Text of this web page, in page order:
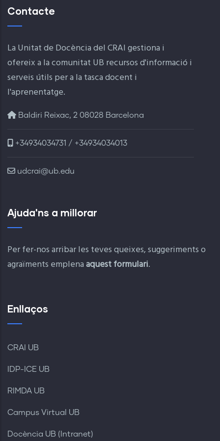
Contacte
La Unitat de Docència del CRAI gestiona i
ofereix a la comunitat UB recursos d'informació i
serveis útils per a la tasca docent i
l'aprenentatge.
Baldiri Reixac, 2 08028 Barcelona
+34934034731 / +34934034013
udcrai@ub.edu
Ajuda'ns a millorar
Per fer-nos arribar les teves queixes, suggeriments o
agraïments emplenaaquest formulari.
Enllaços
CRAI UB
IDP-ICE UB
RIMDA UB
Campus Virtual UB
Docència UB (Intranet)